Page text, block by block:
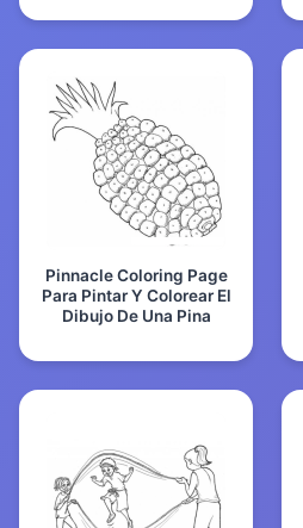
Pinnacle Coloring Page
Para Pintar Y Colorear El
Dibujo De Una Pina